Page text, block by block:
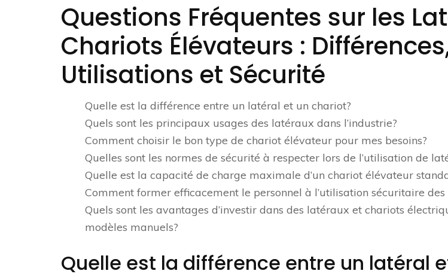
Questions Fréquentes sur les
Chariots Élévateurs :
Utilisations et Sécurité
Quelle est la différence entre un latéral et un chariot?
Quels sont les principaux usages des latéraux dans l’industrie?
Comment choisir le bon type de chariot élévateur pour mes besoins?
Quelles sont les normes de sécurité à respecter lors de l’utilisation de
Quelle est la capacité de charge maximale d’un chariot élévateur
Comment former efficacement le personnel à l’utilisation sécuritaire
Quels sont les avantages d’investir dans des latéraux et chariots
modèles manuels?
Quelle est la différence entre un latéral